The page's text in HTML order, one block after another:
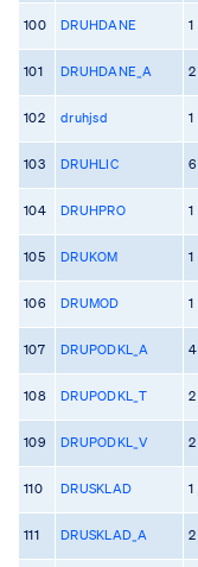
100 DRUHDANE 1
101 DRUHDANE_A 2
102 druhjsd 1
103 DRUHLIC 6
104 DRUHPRO 1
105 DRUKOM 1
106 DRUMOD 1
107 DRUPODKL_A 4
108 DRUPODKL_T 2
109 DRUPODKL_V 2
110 DRUSKLAD 1
111 DRUSKLAD_A 2